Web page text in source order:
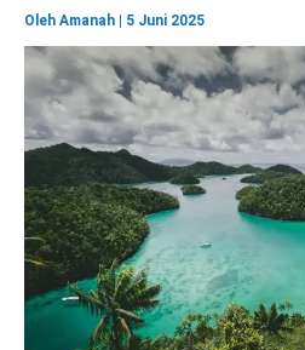
Oleh Amanah 5 Juni 2025